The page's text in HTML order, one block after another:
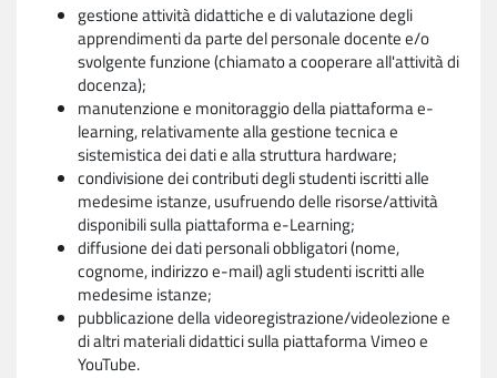
gestione attività didattiche e di valutazione degli
apprendimenti da parte del personale docente e/o
svolgente funzione (chiamato a cooperare all'attività di
docenza);
manutenzione e monitoraggio della piattaforma e-
learning, relativamente alla gestione tecnica e
sistemistica dei dati e alla struttura hardware;
condivisione dei contributi degli studenti iscritti alle
medesime istanze, usufruendo delle risorse/attività
disponibili sulla piattaforma e-Learning;
diffusione dei dati personali obbligatori (nome,
cognome, indirizzo e-mail) agli studenti iscritti alle
medesime istanze;
pubblicazione della videoregistrazione/videolezione e
di altri materiali didattici sulla piattaforma Vimeo e
YouTube.